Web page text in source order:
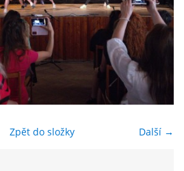
Další →
Zpět do složky